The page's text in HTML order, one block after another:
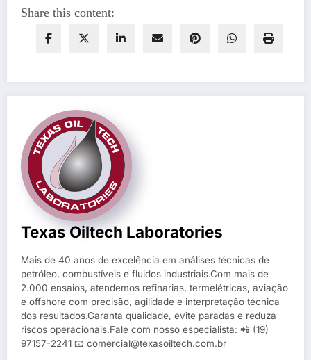
Share this content:
Texas Oiltech Laboratories
Mais de 40 anos de excelência em análises técnicas de
petróleo, combustíveis e fluidos industriais.Com mais de
2.000 ensaios, atendemos refinarias, termelétricas, aviação
e offshore com precisão, agilidade e interpretação técnica
dos resultados.Garanta qualidade, evite paradas e reduza
riscos operacionais.Fale com nosso especialista: 📲 (19)
97157-2241 📧 comercial@texasoiltech.com.br